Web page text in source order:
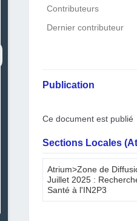
Contributeurs
Dernier contributeur
Publication
Ce document est publié
Sections Locales
Atrium>Zone de
Juillet 2025 :
Santé à l'IN2P3